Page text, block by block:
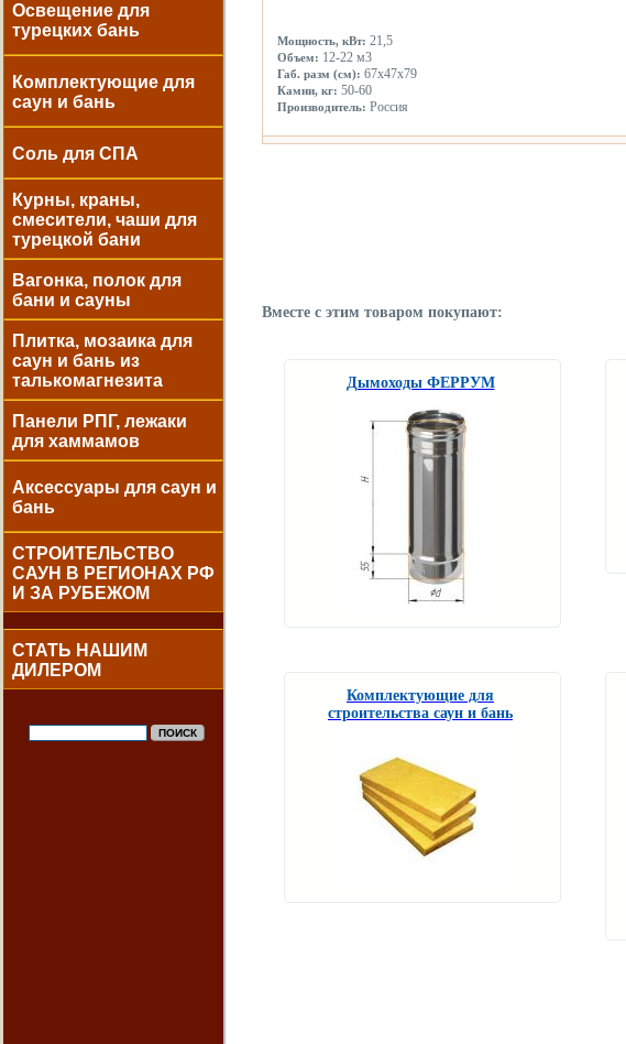
Освещение для
турецких бань
Комплектующие для
саун и бань
Соль для СПА
Курны, краны,
смесители, чаши для
турецкой бани
Вагонка, полок для
бани и сауны
Плитка, мозаика для
саун и бань из
талькомагнезита
Панели РПГ, лежаки
для хаммамов
Аксессуары для саун и
бань
СТРОИТЕЛЬСТВО
САУН В РЕГИОНАХ РФ
И ЗА РУБЕЖОМ
СТАТЬ НАШИМ
ДИЛЕРОМ
Мощность, кВт: 21,5
Объем: 12-22 м3
Габ. разм (см): 67х47х79
Камни, кг: 50-60
Производитель: Россия
Вместе с этим товаром покупают:
Дымоходы ФЕРРУМ
Комплектующие для
строительства саун и бань